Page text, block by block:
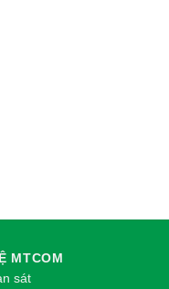
MTCOM
sát